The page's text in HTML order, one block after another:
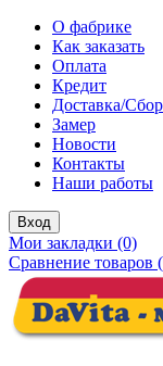
О фабрике
Как заказать
Оплата
Кредит
Доставка/
Замер
Новости
Контакты
Наши работы
Вход
Мои закладки (0)
Сравнение товаров